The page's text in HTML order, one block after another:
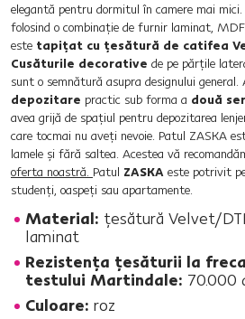
elegantă pentru dormitul în camere mai
folosind o combinaţie de furnir laminat,
este tapiţat cu ţesătură de catifea
Cusăturile decorative de pe părţile
sunt o semnătură asupra designului general.
depozitare practic sub forma a două
avea grijă de spaţiul pentru depozitarea
care tocmai nu aveţi nevoie. Patul ZASKA
lamele şi fără saltea. Acestea vă
oferta noastră. Patul ZASKA este potrivit
studenţi, oaspeţi sau apartamente.
Material: ţesătură Velvet/
laminat
Rezistenţa ţesăturii la
testului Martindale: 70.000
Culoare: roz